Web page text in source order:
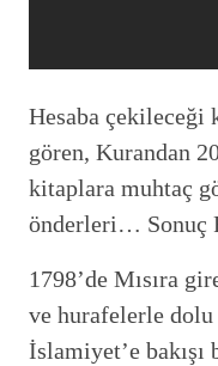
Hesaba çekileceği
gören, Kurandan
kitaplara muhtaç
önderleri… Sonuç
1798’de Mısıra
ve hurafelerle dolu
İslamiyet’e